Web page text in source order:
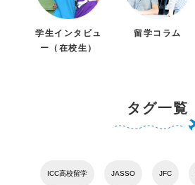
学生インタビュ
ー（在校生）
留学コラム
タグ一覧
ICC高校留学 JASSO JFC